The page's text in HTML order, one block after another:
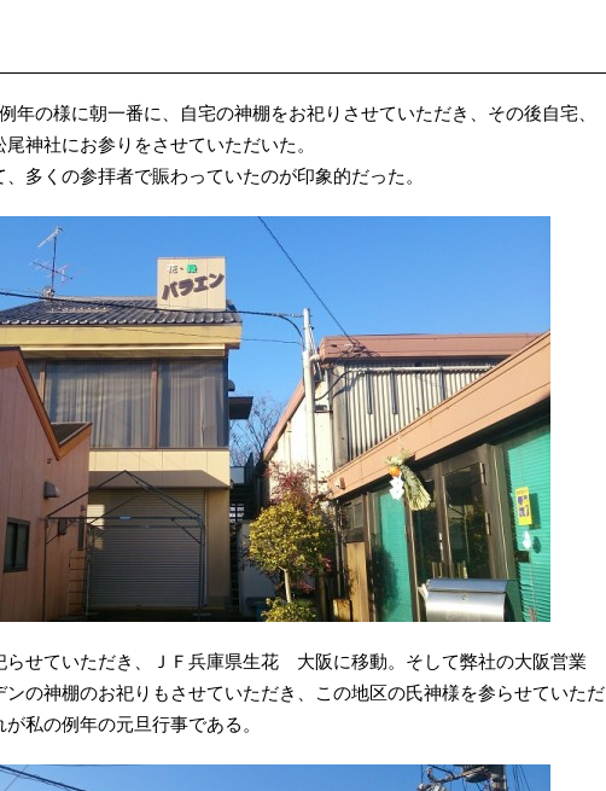
年の様に朝一番に、自宅の神棚をお祀りさせていただき、その後自宅、
神社にお参りをさせていただいた。
多くの参拝者で賑わっていたのが印象的だった。
らせていただき、ＪＦ兵庫県生花 大阪に移動。そして弊社の大阪営業
ンの神棚のお祀りもさせていただき、この地区の氏神様を参らせていただ
私の例年の元旦行事である。